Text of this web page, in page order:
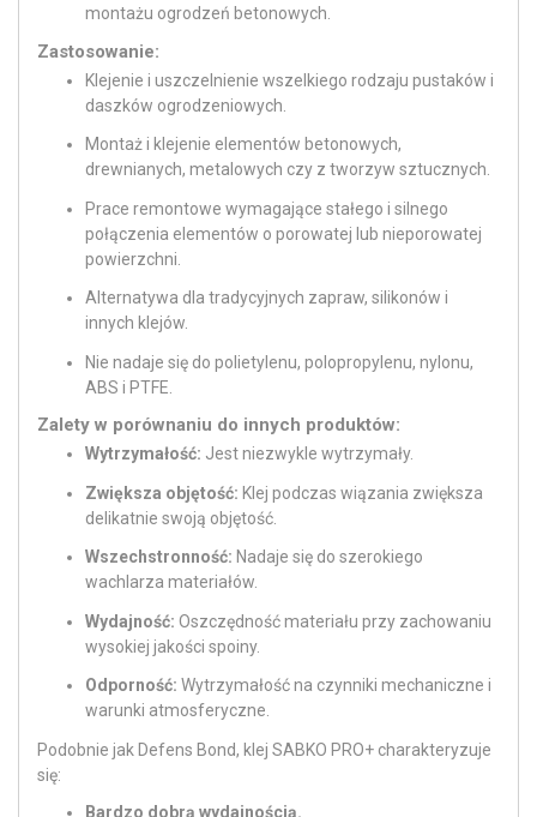
montażu ogrodzeń betonowych.
Zastosowanie:
Klejenie i uszczelnienie wszelkiego rodzaju pustaków i
daszków ogrodzeniowych.
Montaż i klejenie elementów betonowych,
drewnianych, metalowych czy z tworzyw sztucznych.
Prace remontowe wymagające stałego i silnego
połączenia elementów o porowatej lub nieporowatej
powierzchni.
Alternatywa dla tradycyjnych zapraw, silikonów i
innych klejów.
Nie nadaje się do polietylenu, polopropylenu, nylonu,
ABS i PTFE.
Zalety w porównaniu do innych produktów:
Wytrzymałość: Jest niezwykle wytrzymały.
Zwiększa objętość: Klej podczas wiązania zwiększa
delikatnie swoją objętość.
Wszechstronność: Nadaje się do szerokiego
wachlarza materiałów.
Wydajność: Oszczędność materiału przy zachowaniu
wysokiej jakości spoiny.
Odporność: Wytrzymałość na czynniki mechaniczne i
warunki atmosferyczne.
Podobnie jak Defens Bond, klej SABKO PRO+ charakteryzuje
się:
Bardzo dobrą wydajnością.